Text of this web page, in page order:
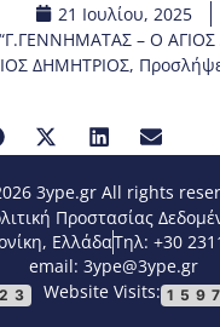
21 Ιουλίου, 2025
– Ο ΑΓΙΟΣ
ΔΗΜΗΤΡΙΟΣ,
3ype.gr All rights
Προστασίας
ΕλλάδαΤηλ: +30
email: 3ype@3ype.gr
Website Visits: